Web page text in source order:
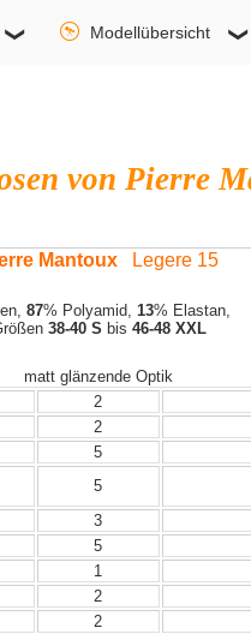
Modellübersicht
von Pierre
MantouxLegere 15
87% Polyamid, 13% Elastan,
38-40 S bis 46-48 XXL
matt glänzende Optik
2
2
5
5
3
5
1
2
2